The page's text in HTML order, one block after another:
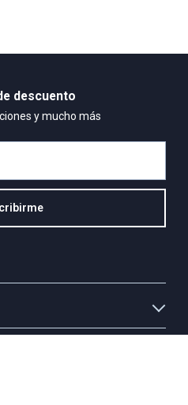
descuento
y mucho más